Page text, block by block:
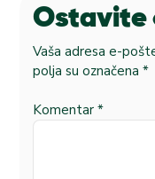
Ostavite
Vaša adresa e-
polja su označena *
Komentar *